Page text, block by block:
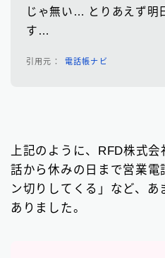
じゃ無い… とりあえず明
す…
電話帳ナビ
上記のように、RFD株式
話から休みの日まで営業電
ン切りしてくる」など、
ありました。